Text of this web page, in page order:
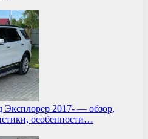
Эксплорер 2017- — обзор,
особенности…